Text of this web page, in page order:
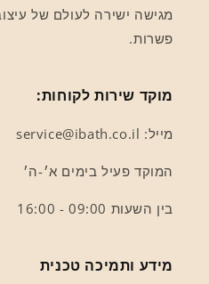
מגישה ישירה לעולם של
פשרות.
מוקד שירות לקוחות:
מייל: service@ibath.co.il
המוקד פעיל בימים א׳-ה׳
בין השעות 09:00 - 16:00
מידע ותמיכה טכנית